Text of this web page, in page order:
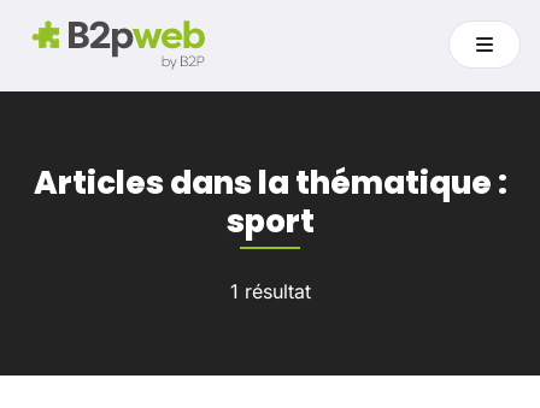
Articles dans la thématique :
sport
1 résultat